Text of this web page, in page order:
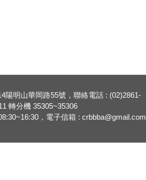
陽明山華岡路55號，聯絡電話 : (02)2861-
轉分機 35305~35306
，電子信箱 : crbbba@gmail.com